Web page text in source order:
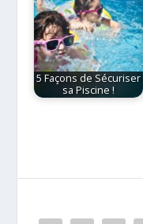
5 Façons de Sécuriser
sa Piscine !